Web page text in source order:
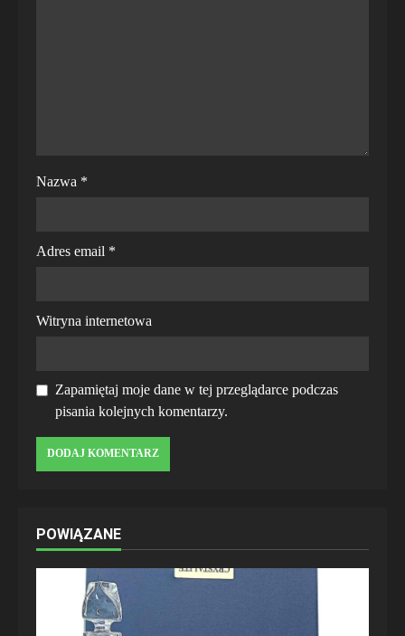
Nazwa *
Adres email *
Witryna internetowa
Zapamiętaj moje dane w tej przeglądarce podczas
pisania kolejnych komentarzy.
POWIĄZANE